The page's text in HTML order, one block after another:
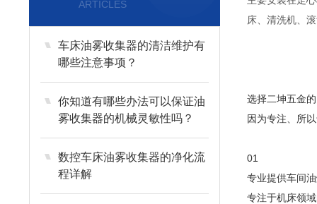
ARTICLES
车床油雾收集器的清洁维护有
哪些注意事项？
你知道有哪些办法可以保证油
雾收集器的机械灵敏性吗？
数控车床油雾收集器的净化流
程详解
床、清洗机、
选择二坤五金
因为专注、所
01
专业提供车间
专注于机床领